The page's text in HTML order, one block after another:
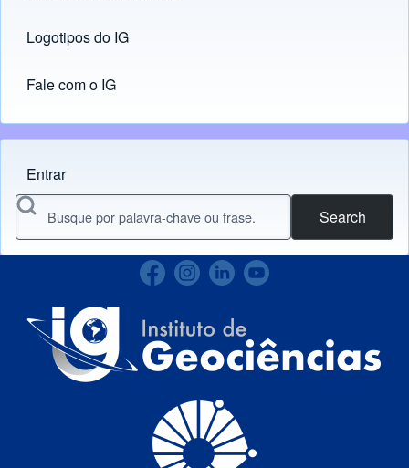
Logotipos do IG
(opens in new tab)
Fale com o IG
Menu do usuário
Entrar
Search